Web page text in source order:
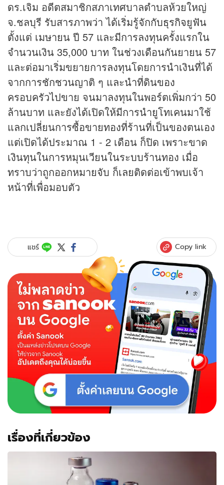
ดร.เจิม อดีตสมาชิกสภาเทศบาลตำบลห้วยใหญ่
จ.ชลบุรี รับสารภาพว่า ได้เริ่มรู้จักกับธุรกิจยูฟัน
ตั้งแต่ เมษายน ปี 57 และมีการลงทุนครั้งแรกใน
จำนวนเงิน 35,000 บาท ในช่วงเดือนกันยายน 57
และต่อมาเริ่มขยายการลงทุนโดยการนำเงินที่ได้
จากการชักชวนญาติ ๆ และนำที่ดินของ
ครอบครัวไปขาย จนมาลงทุนในพอร์ตเพิ่มกว่า 50
ล้านบาท และยังได้เปิดให้มีการนำยูโทเคนมาใช้
แลกเปลี่ยนการซื้อขายทองที่ร้านที่เป็นของตนเอง
แต่เปิดได้ประมาณ 1 - 2 เดือน ก็ปิด เพราะขาด
เงินทุนในการหมุนเวียนในระบบร้านทอง เมื่อ
ทราบว่าถูกออกหมายจับ ก็เลยติดต่อเข้าพบเจ้า
หน้าที่เพื่อมอบตัว
แชร์ Copy link
เรื่องที่เกี่ยวข้อง